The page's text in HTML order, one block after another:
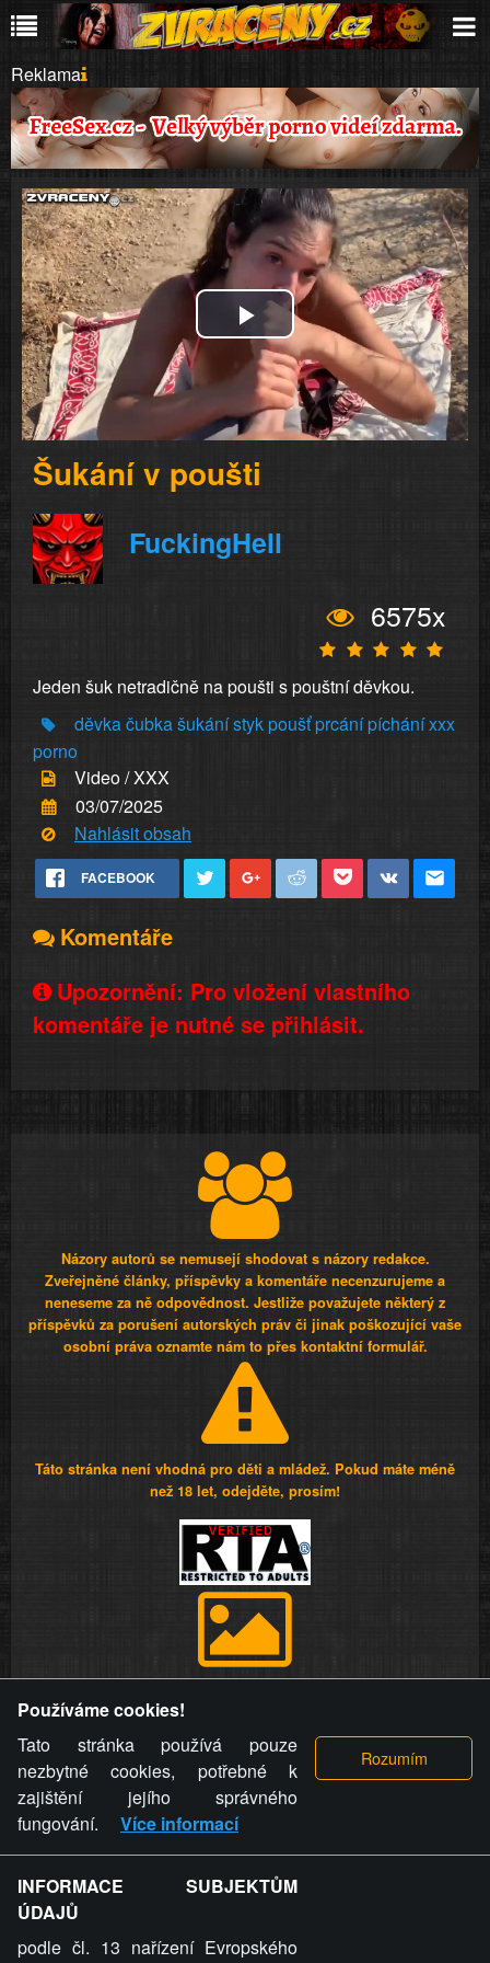
Reklama
Play
Video
Šukání v poušti
FuckingHell
6575x
Jeden šuk netradičně na poušti s pouštní děvkou.
děvkačubkašukánístykpoušťprcánípícháníxxx
porno
Video / XXX
03/07/2025
Nahlásit obsah
FACEBOOK
Komentáře
Upozornění: Pro vložení vlastního
komentáře je nutné se přihlásit.
Názory autorů se nemusejí shodovat s názory redakce.
Zveřejněné články, příspěvky a komentáře necenzurujeme a
neneseme za ně odpovědnost. Jestliže považujete některý z
příspěvků za porušení autorských práv či jinak poškozující vaše
osobní práva oznamte nám to přes kontaktní formulář.
Táto stránka není vhodná pro děti a mládež. Pokud máte méně
než 18 let, odejděte, prosím!
videa a komentáře. Osoba, které se toto opatření provozovatele
stránky týče, ani osoba, která umístila fotografii nebo video na
stránku, nemůže z důvodu odstranění fotografie, videa nebo
komentáře pro výše uvedenou okolnost uplatnit vůči
provozovateli stránky žádný nárok na náhradu škody nebo
nemajetkové újmy.
ZVRÁCENÝ.CZ - Svět není zvrácenej. To jen
ty lidi...
Používáme cookies!
Tato stránka používá pouze
nezbytné cookies, potřebné k
zajištění jejího správného
fungování.
Více informací
INFORMACE SUBJEKTŮM
ÚDAJŮ
podle čl. 13 nařízení Evropského